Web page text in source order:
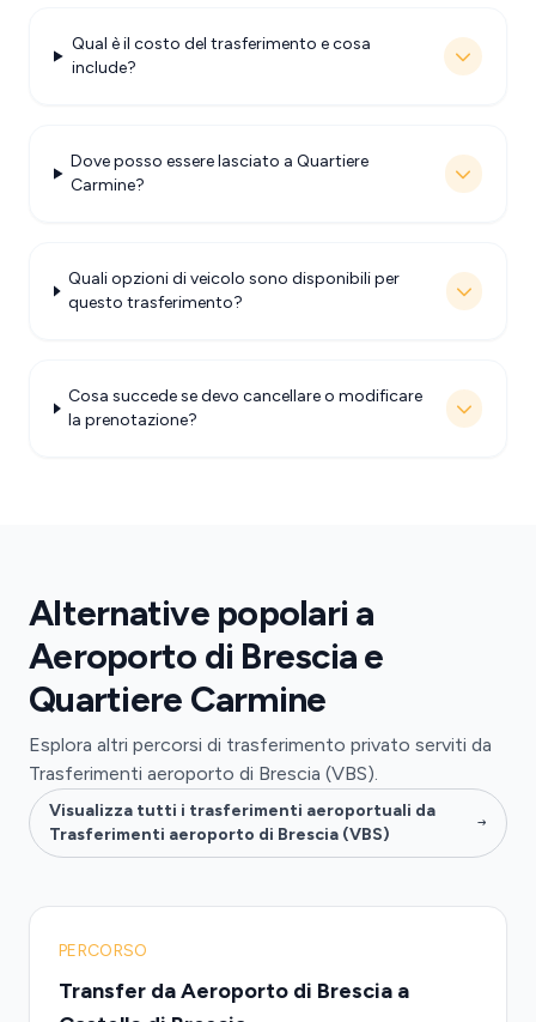
Qual è il costo del trasferimento e cosa
include?
Dove posso essere lasciato a Quartiere
Carmine?
Quali opzioni di veicolo sono disponibili per
questo trasferimento?
Cosa succede se devo cancellare o modificare
la prenotazione?
Alternative popolari a
Aeroporto di Brescia e
Quartiere Carmine
Esplora altri percorsi di trasferimento privato serviti da
Trasferimenti aeroporto di Brescia (VBS).
Visualizza tutti i trasferimenti aeroportuali da
Trasferimenti aeroporto di Brescia (VBS)
PERCORSO
Transfer da Aeroporto di Brescia a